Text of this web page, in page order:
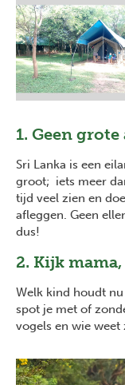
1. Geen
Sri Lanka is een
groot; iets meer
tijd veel zien en
afleggen. Geen
dus!
2. Kijk
Welk kind houdt
spot je met of
vogels en wie weet